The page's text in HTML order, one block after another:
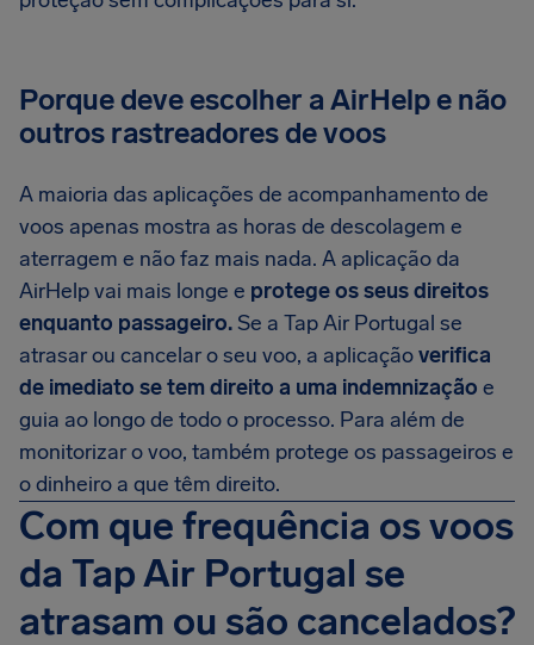
Porque deve escolher a AirHelp e não
outros rastreadores de voos
A maioria das aplicações de acompanhamento de
voos apenas mostra as horas de descolagem e
aterragem e não faz mais nada. A aplicação da
AirHelp vai mais longe e protege os seus direitos
enquanto passageiro.Se a Tap Air Portugal se
atrasar ou cancelar o seu voo, a aplicaçãoverifica
de imediato se tem direito a uma indemnização e
guia ao longo de todo o processo. Para além de
monitorizar o voo, também protege os passageiros e
o dinheiro a que têm direito.
Com que frequência os voos
da Tap Air Portugal se
atrasam ou são cancelados?